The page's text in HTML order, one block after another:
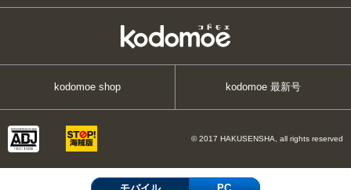
kodomoe shop kodomoe 最新号
© 2017 HAKUSENSHA, all rights reserved